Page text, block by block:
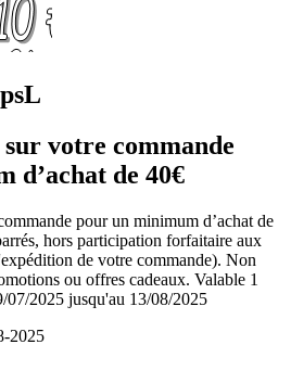
votre commande
d’achat de 40€
pour un minimum d’achat de
hors participation forfaitaire aux
de votre commande). Non
ou offres cadeaux. Valable 1
07/2025 jusqu'au 13/08/2025
2025